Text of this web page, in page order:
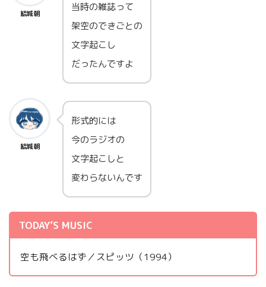
結城朝
当時の雑誌って
架空のできごとの
文字起こし
だったんですよ
結城朝
形式的には
今のラジオの
文字起こしと
変わらないんです
TODAY’S MUSIC
空も飛べるはず／スピッツ（1994）